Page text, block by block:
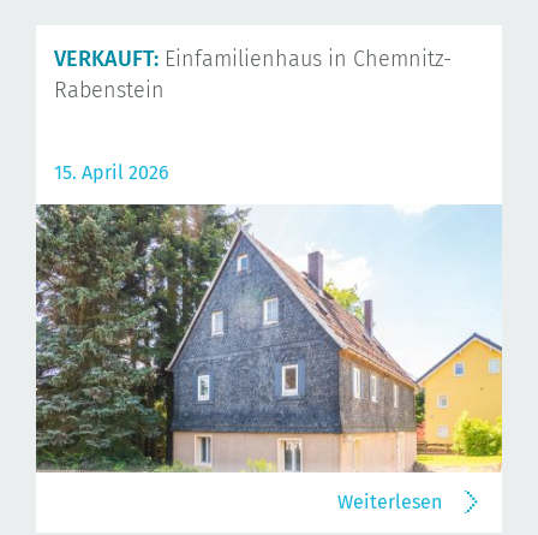
VERKAUFT: Einfamilienhaus in Chemnitz-
Rabenstein
15. April 2026
Weiterlesen